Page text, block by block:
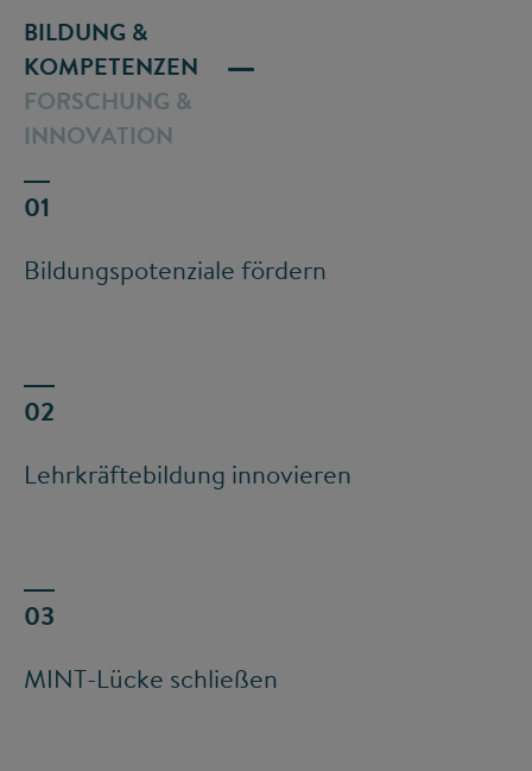
BILDUNG &
KOMPETENZEN
Bildungspotenziale fördern
Lehrkräftebildung innovieren
MINT-Lücke schließen
FORSCHUNG &
INNOVATION